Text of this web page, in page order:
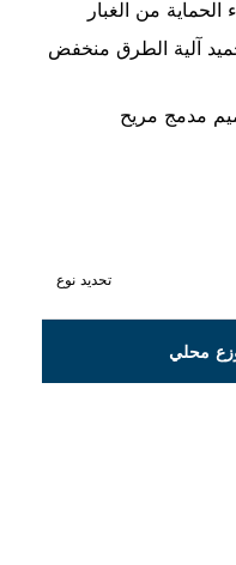
من الغبار
آلية الطرق منخفض
مدمج مريح
تحديد نوع
محلي